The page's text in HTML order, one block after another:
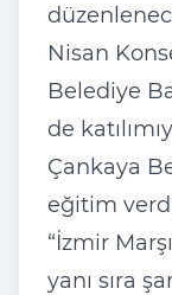
Nisan
Belediye
de
Çankaya
eğitim
“İzmir
yanı sıra